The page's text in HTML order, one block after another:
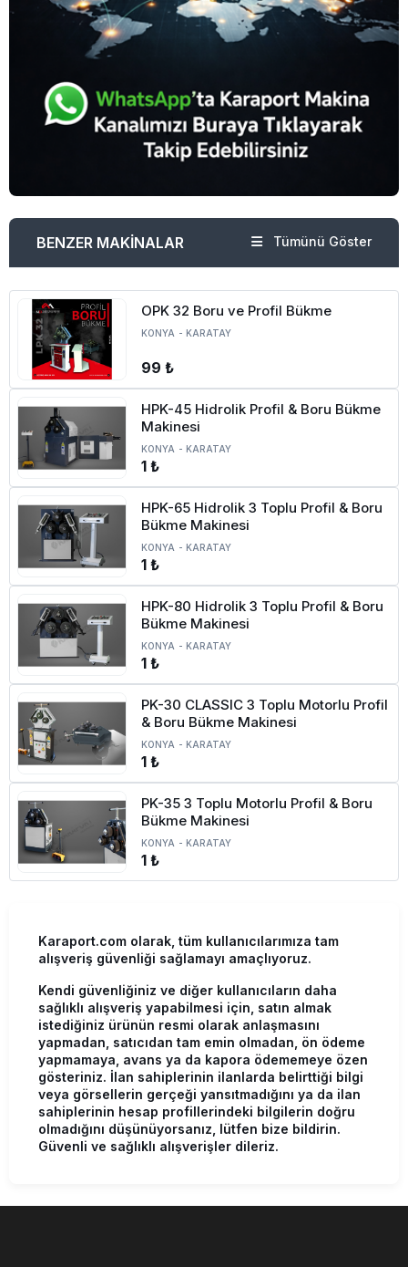
BENZER MAKİNALAR Tümünü Göster
OPK 32 Boru ve Profil Bükme
KONYA - KARATAY
99 ₺
HPK-45 Hidrolik Profil & Boru Bükme
Makinesi
KONYA - KARATAY
1 ₺
HPK-65 Hidrolik 3 Toplu Profil & Boru
Bükme Makinesi
KONYA - KARATAY
1 ₺
HPK-80 Hidrolik 3 Toplu Profil & Boru
Bükme Makinesi
KONYA - KARATAY
1 ₺
PK-30 CLASSIC 3 Toplu Motorlu Profil
& Boru Bükme Makinesi
KONYA - KARATAY
1 ₺
PK-35 3 Toplu Motorlu Profil & Boru
Bükme Makinesi
KONYA - KARATAY
1 ₺
Karaport.com olarak, tüm kullanıcılarımıza tam
alışveriş güvenliği sağlamayı amaçlıyoruz.
Kendi güvenliğiniz ve diğer kullanıcıların daha
sağlıklı alışveriş yapabilmesi için, satın almak
istediğiniz ürünün resmi olarak anlaşmasını
yapmadan, satıcıdan tam emin olmadan, ön ödeme
yapmamaya, avans ya da kapora ödememeye özen
gösteriniz. İlan sahiplerinin ilanlarda belirttiği bilgi
veya görsellerin gerçeği yansıtmadığını ya da ilan
sahiplerinin hesap profillerindeki bilgilerin doğru
olmadığını düşünüyorsanız, lütfen bize bildirin.
Güvenli ve sağlıklı alışverişler dileriz.